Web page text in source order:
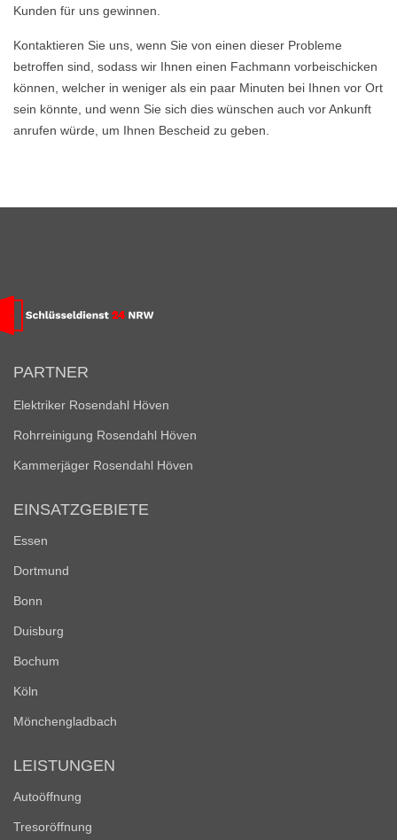
Kunden für uns gewinnen.
Kontaktieren Sie uns, wenn Sie von einen dieser Probleme
betroffen sind, sodass wir Ihnen einen Fachmann vorbeischicken
können, welcher in weniger als ein paar Minuten bei Ihnen vor Ort
sein könnte, und wenn Sie sich dies wünschen auch vor Ankunft
anrufen würde, um Ihnen Bescheid zu geben.
PARTNER
Elektriker Rosendahl Höven
Rohrreinigung Rosendahl Höven
Kammerjäger Rosendahl Höven
EINSATZGEBIETE
Essen
Dortmund
Bonn
Duisburg
Bochum
Köln
Mönchengladbach
LEISTUNGEN
Autoöffnung
Tresoröffnung